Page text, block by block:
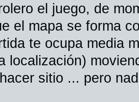
el juego, de
el mapa se forma
te ocupa media
localización)
sitio ... pero